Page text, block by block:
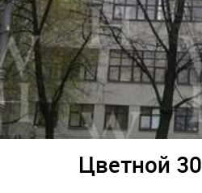
Цветной 30